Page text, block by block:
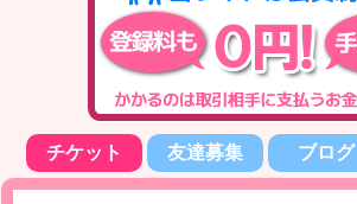
チケット 友達募集 ブログ